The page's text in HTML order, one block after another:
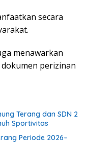
secara
menawarkan
perizinan
Terang dan SDN 2
Sportivitas
Periode 2026–